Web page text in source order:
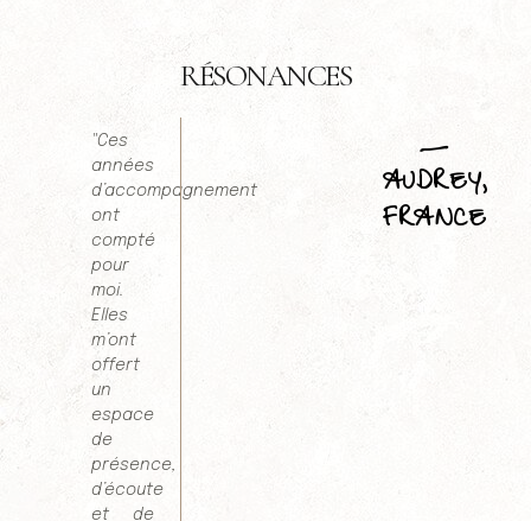
RÉSONANCES
"Ces
années
d’accompagnement
ont
compté
pour
moi.
Elles
m’ont
offert
un
espace
de
présence,
d’écoute
et de
_
AUDREY,
FRANCE